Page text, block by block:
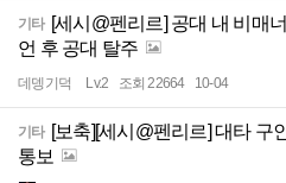
기타 [세시@펜리르] 공대 내 비매
언 후 공대 탈주
데뎅기덕 Lv.2 조회 22664 10-04
기타 [보축][세시@펜리르] 대타 구
통보